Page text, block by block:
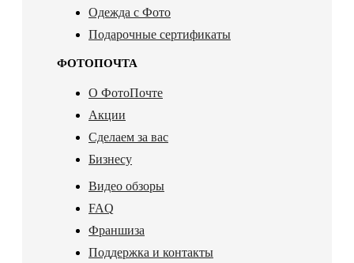
Одежда с Фото
Подарочные сертификаты
ФОТОПОЧТА
О ФотоПочте
Акции
Сделаем за вас
Бизнесу
Видео обзоры
FAQ
Франшиза
Поддержка и контакты